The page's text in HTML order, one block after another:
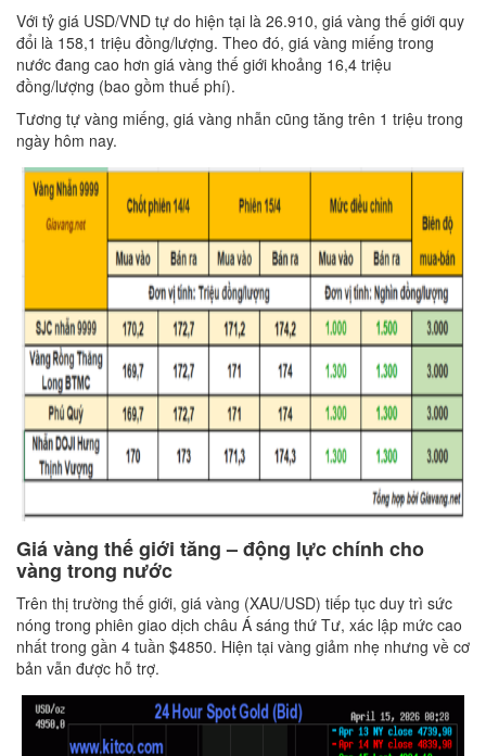
Với tỷ giá USD/VND tự do hiện tại là 26.910, giá vàng thế giới quy
đổi là 158,1 triệu đồng/lượng. Theo đó, giá vàng miếng trong
nước đang cao hơn giá vàng thế giới khoảng 16,4 triệu
đồng/lượng (bao gồm thuế phí).
Tương tự vàng miếng, giá vàng nhẫn cũng tăng trên 1 triệu trong
ngày hôm nay.
Giá vàng thế giới tăng – động lực chính cho
vàng trong nước
Trên thị trường thế giới, giá vàng (XAU/USD) tiếp tục duy trì sức
nóng trong phiên giao dịch châu Á sáng thứ Tư, xác lập mức cao
nhất trong gần 4 tuần $4850. Hiện tại vàng giảm nhẹ nhưng về cơ
bản vẫn được hỗ trợ.